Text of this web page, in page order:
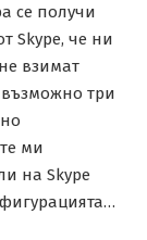
се получи
Skype, че ни
взимат
три
ми
на Skype